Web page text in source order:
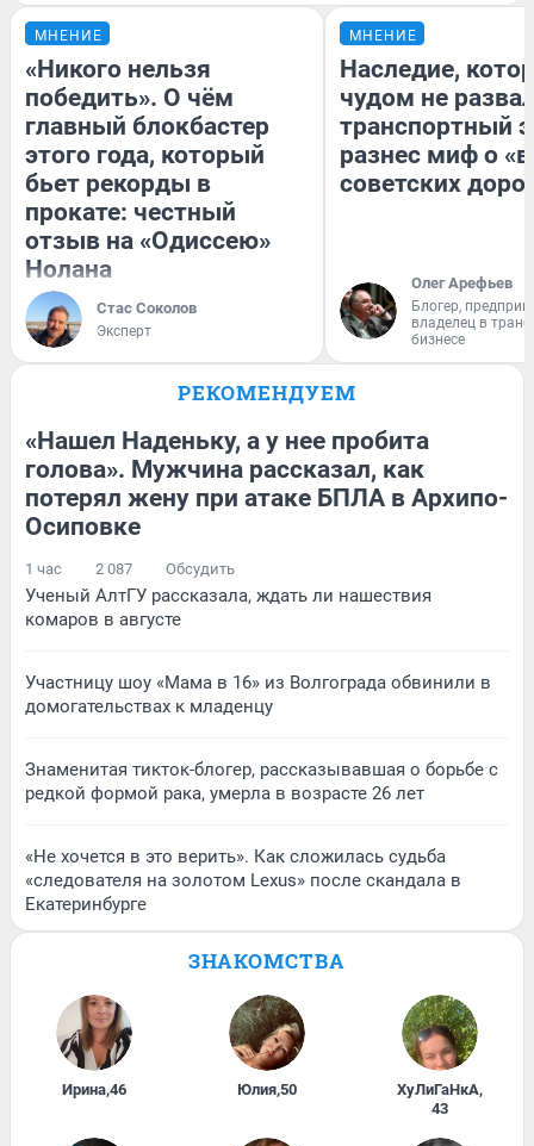
МНЕНИЕ
«Никого нельзя
победить». О чём
главный блокбастер
этого года, который
бьет рекорды в
прокате: честный
отзыв на «Одиссею»
Нолана
Стас Соколов
Эксперт
МНЕНИЕ
Наследие,
чудом не
транспортный
разнес миф о
советских
Олег Арефьев
Блогер,
владелец в
бизнесе
РЕКОМЕНДУЕМ
«Нашел Наденьку, а у нее пробита
голова». Мужчина рассказал, как
потерял жену при атаке БПЛА в Архипо-
Осиповке
1 час 2 087 Обсудить
Ученый АлтГУ рассказала, ждать ли нашествия
комаров в августе
Участницу шоу «Мама в 16» из Волгограда обвинили в
домогательствах к младенцу
Знаменитая тикток-блогер, рассказывавшая о борьбе с
редкой формой рака, умерла в возрасте 26 лет
«Не хочется в это верить». Как сложилась судьба
«следователя на золотом Lexus» после скандала в
Екатеринбурге
ЗНАКОМСТВА
Ирина,46 Юлия,50 ХуЛиГаНкА,
43